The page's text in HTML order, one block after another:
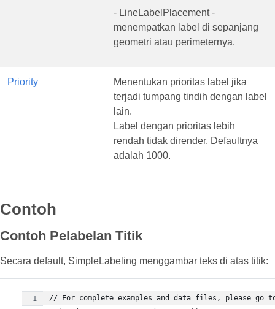
- LineLabelPlacement -
menempatkan label di sepanjang
geometri atau perimeternya.
Priority
Menentukan prioritas label jika
terjadi tumpang tindih dengan label
lain.
Label dengan prioritas lebih
rendah tidak dirender. Defaultnya
adalah 1000.
Contoh
Contoh Pelabelan Titik
Secara default, SimpleLabeling menggambar teks di atas titik: